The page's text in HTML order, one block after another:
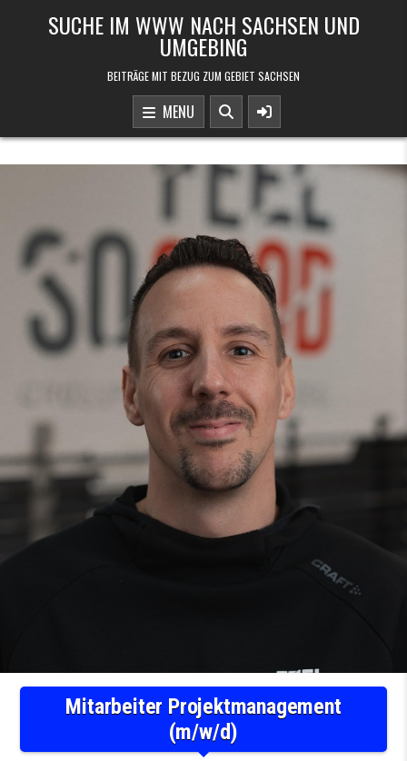
SUCHE IM WWW NACH SACHSEN UND
UMGEBING
BEITRÄGE MIT BEZUG ZUM GEBIET SACHSEN
MENU
Mitarbeiter Projektmanagement
(m/w/d)